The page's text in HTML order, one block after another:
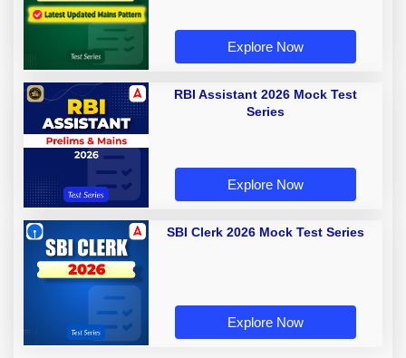
Explore Now
RBI Assistant 2026 Mock Test
Series
Explore Now
SBI Clerk 2026 Mock Test Series
Explore Now